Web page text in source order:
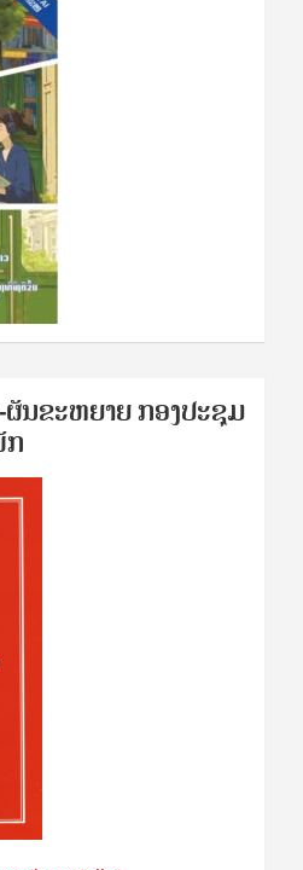
ຜັນ​ຂະ​ຫ​ຍາຍ ກອງ​ປະ​ຊຸມ​
ກ